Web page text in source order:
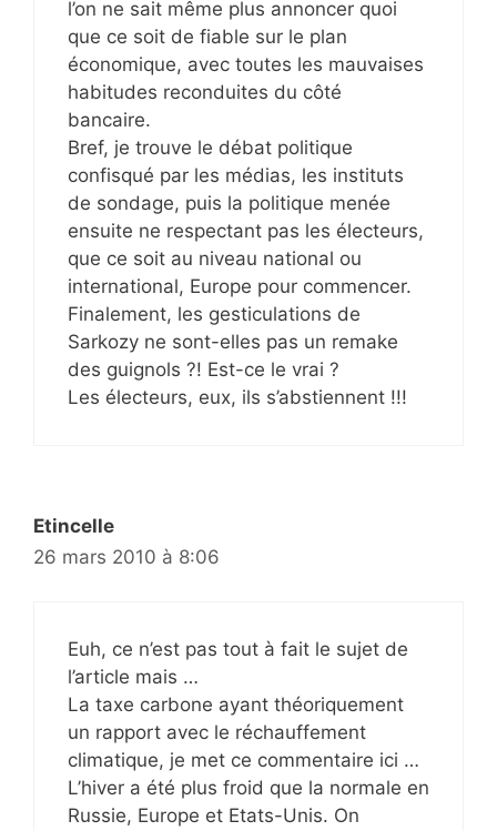
l’on ne sait même plus annoncer quoi
que ce soit de fiable sur le plan
économique, avec toutes les mauvaises
habitudes reconduites du côté
bancaire.
Bref, je trouve le débat politique
confisqué par les médias, les instituts
de sondage, puis la politique menée
ensuite ne respectant pas les électeurs,
que ce soit au niveau national ou
international, Europe pour commencer.
Finalement, les gesticulations de
Sarkozy ne sont-elles pas un remake
des guignols ?! Est-ce le vrai ?
Les électeurs, eux, ils s’abstiennent !!!
Etincelle
26 mars 2010 à 8:06
Euh, ce n’est pas tout à fait le sujet de
l’article mais …
La taxe carbone ayant théoriquement
un rapport avec le réchauffement
climatique, je met ce commentaire ici …
L’hiver a été plus froid que la normale en
Russie, Europe et Etats-Unis. On